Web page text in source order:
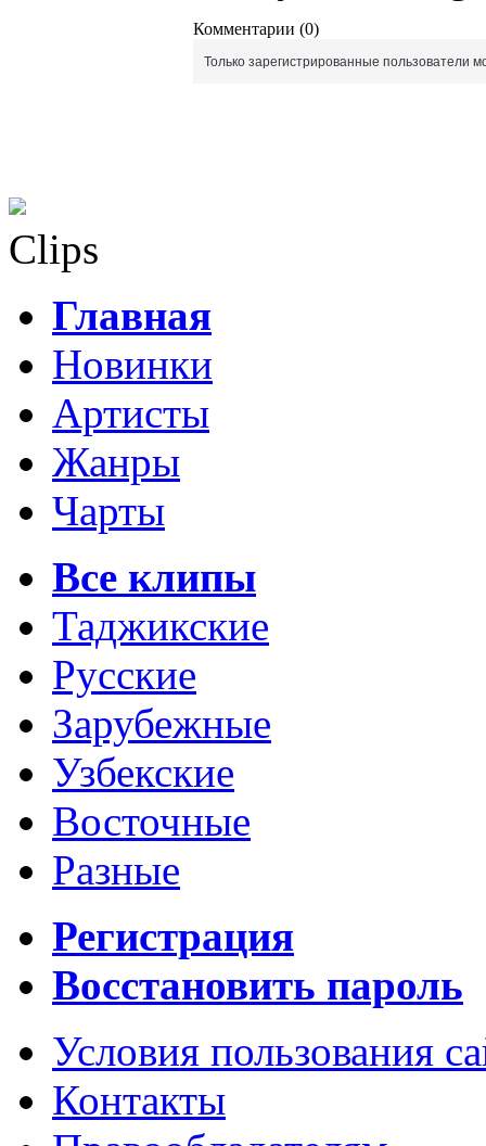
Комментарии (0)
Только зарегистрированные пользователи
Clips
Главная
Новинки
Артисты
Жанры
Чарты
Все клипы
Таджикские
Русские
Зарубежные
Узбекские
Восточные
Разные
Регистрация
Восстановить пароль
Условия пользования
Контакты